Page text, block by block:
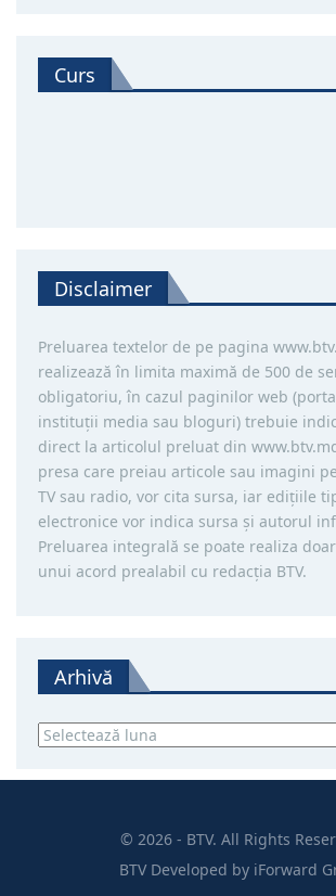
Curs
Disclaimer
Preluarea textelor de pe pagina
realizează în limita maximă de 500 de
obligatoriu, în cazul paginilor web
instituţii media sau bloguri) trebuie
direct la articolul preluat din
presa care preiau articole sau imagini
TV sau radio, vor cita sursa, iar ediţiile
electronice vor indica sursa şi autorul
Preluarea integrală se poate realiza
unui acord prealabil cu redacţia BTV.
Arhivă
Arhivă
© 2026 - BTV. All Rights
BTVDeveloped by iForward